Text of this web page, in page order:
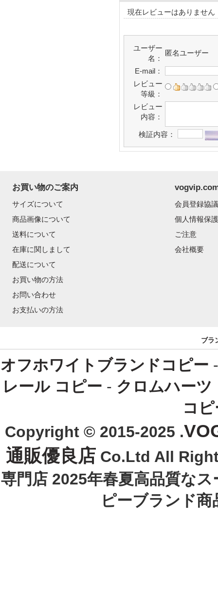
現在レビューはありません
ユーザー
名：
匿名ユーザー
E-mail：
レビュー
等級：
レビュー
内容：
検証内容：
お買い物のご案内
サイズについて
商品画像について
送料について
在庫に関しまして
配送について
お買い物の方法
お問い合わせ
お支払いの方法
会員登録協
個人情報保
ご注意
会社概要
ブラ
オフホワイトブランドコピー
レール コピー - クロムハーツ
コ
Copyright © 2015-2025 .
通販優良店 Co.Ltd All
専門店 2025年春夏高品質な
ピーブランド